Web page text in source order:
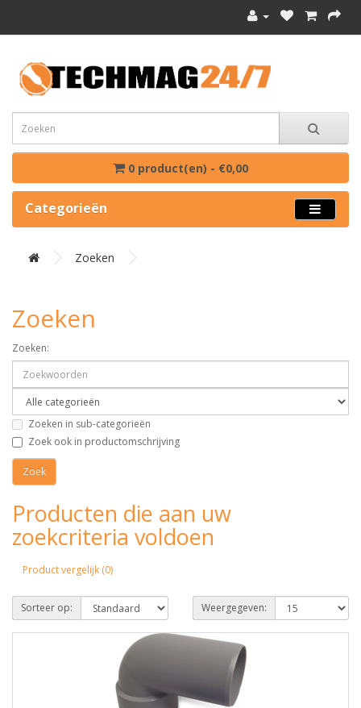
0 product(en) - €0,00
Categorieën
Zoeken
Zoeken
Zoeken:
Zoeken in sub-categorieën
Zoek ook in productomschrijving
Producten die aan uw
zoekcriteria voldoen
Product vergelijk (0)
Sorteer op: Weergegeven: